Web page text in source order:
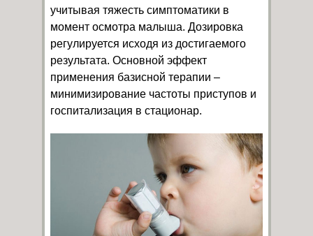
учитывая тяжесть симптоматики в
момент осмотра малыша. Дозировка
регулируется исходя из достигаемого
результата. Основной эффект
применения базисной терапии –
минимизирование частоты приступов и
госпитализация в стационар.